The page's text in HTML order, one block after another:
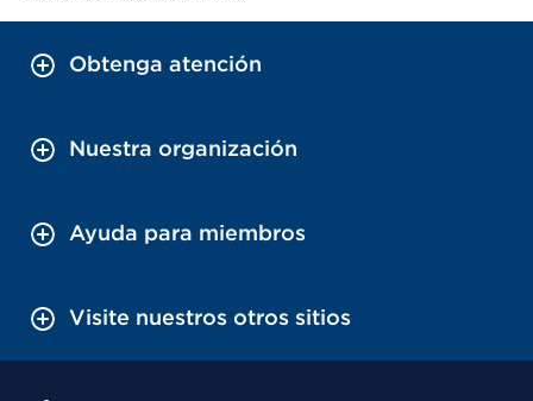
Obtenga atención
Nuestra organización
Ayuda para miembros
Visite nuestros otros sitios